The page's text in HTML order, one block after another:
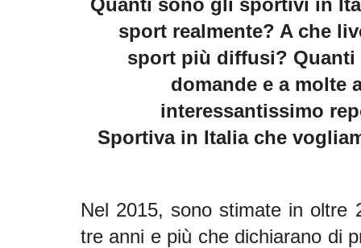
Quanti sono gli sportivi in
sport realmente? A che
sport più diffusi? Quanti
domande e a molte
interessantissimo
Sportiva in Italia che
Nel 2015, sono stimate in oltre
tre anni e più che dichiarano di